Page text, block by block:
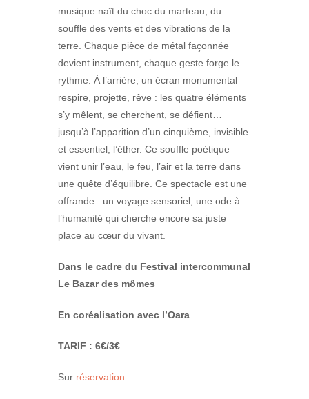
musique naît du choc du marteau, du
souffle des vents et des vibrations de la
terre. Chaque pièce de métal façonnée
devient instrument, chaque geste forge le
rythme. À l’arrière, un écran monumental
respire, projette, rêve : les quatre éléments
s’y mêlent, se cherchent, se défient…
jusqu’à l’apparition d’un cinquième, invisible
et essentiel, l’éther. Ce souffle poétique
vient unir l’eau, le feu, l’air et la terre dans
une quête d’équilibre. Ce spectacle est une
offrande : un voyage sensoriel, une ode à
l’humanité qui cherche encore sa juste
place au cœur du vivant.
Dans le cadre du Festival intercommunal
Le Bazar des mômes
En coréalisation avec l’Oara
TARIF : 6€/3€
Sur réservation